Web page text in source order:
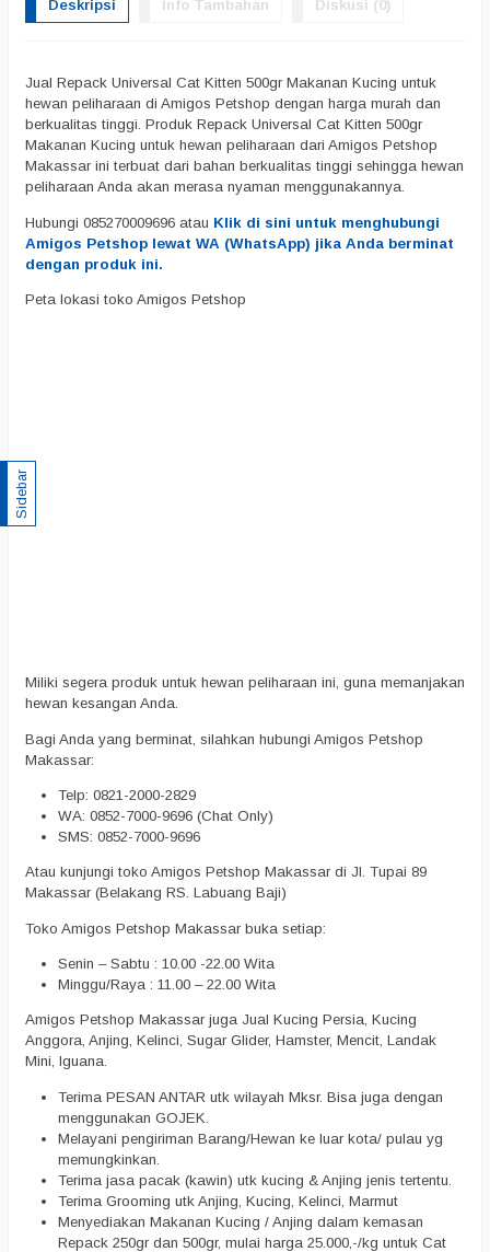
Deskripsi Info Tambahan Diskusi (0)
Jual Repack Universal Cat Kitten 500gr Makanan Kucing untuk
hewan peliharaan di Amigos Petshop dengan harga murah dan
berkualitas tinggi. Produk Repack Universal Cat Kitten 500gr
Makanan Kucing untuk hewan peliharaan dari Amigos Petshop
Makassar ini terbuat dari bahan berkualitas tinggi sehingga hewan
peliharaan Anda akan merasa nyaman menggunakannya.
Hubungi 085270009696 atau Klik di sini untuk menghubungi
Amigos Petshop lewat WA (WhatsApp) jika Anda berminat
dengan produk ini.
Peta lokasi toko Amigos Petshop
Miliki segera produk untuk hewan peliharaan ini, guna memanjakan
hewan kesangan Anda.
Bagi Anda yang berminat, silahkan hubungi Amigos Petshop
Makassar:
Telp: 0821-2000-2829
WA: 0852-7000-9696 (Chat Only)
SMS: 0852-7000-9696
Atau kunjungi toko Amigos Petshop Makassar di Jl. Tupai 89
Makassar (Belakang RS. Labuang Baji)
Toko Amigos Petshop Makassar buka setiap:
Senin – Sabtu : 10.00 -22.00 Wita
Minggu/Raya : 11.00 – 22.00 Wita
Amigos Petshop Makassar juga Jual Kucing Persia, Kucing
Anggora, Anjing, Kelinci, Sugar Glider, Hamster, Mencit, Landak
Mini, Iguana.
Terima PESAN ANTAR utk wilayah Mksr. Bisa juga dengan
menggunakan GOJEK.
Melayani pengiriman Barang/Hewan ke luar kota/ pulau yg
memungkinkan.
Terima jasa pacak (kawin) utk kucing & Anjing jenis tertentu.
Terima Grooming utk Anjing, Kucing, Kelinci, Marmut
Menyediakan Makanan Kucing / Anjing dalam kemasan
Repack 250gr dan 500gr, mulai harga 25.000,-/kg untuk Cat
Sidebar